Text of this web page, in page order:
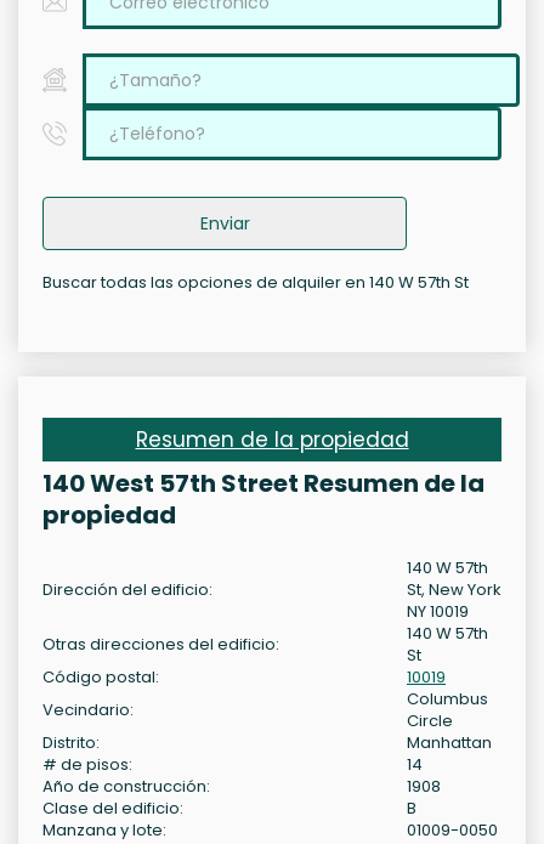
Enviar
Buscar todas las opciones de alquiler en 140 W 57th St
Resumen de la propiedad
140 West 57th Street Resumen de la
propiedad
Dirección del edificio:
140 W 57th
St, New York
NY 10019
Otras direcciones del edificio:
140 W 57th
St
Código postal:
10019
Vecindario:
Columbus
Circle
Distrito:
Manhattan
# de pisos:
14
Año de construcción:
1908
Clase del edificio:
B
Manzana y lote:
01009-0050